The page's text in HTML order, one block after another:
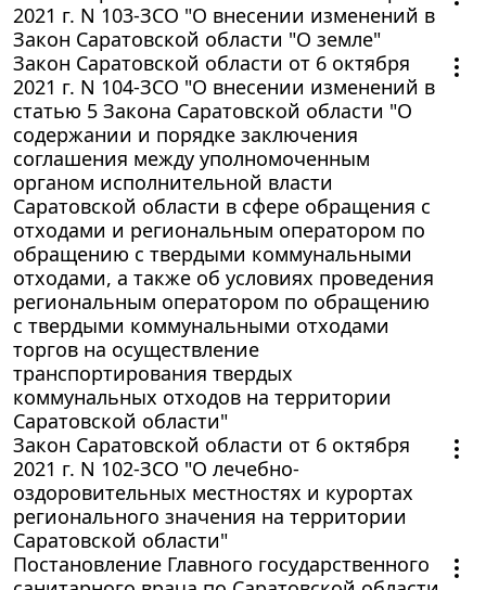
2021 г. N 103-ЗСО "О внесении изменений в
Закон Саратовской области "О земле"
Закон Саратовской области от 6 октября
2021 г. N 104-ЗСО "О внесении изменений в
статью 5 Закона Саратовской области "О
содержании и порядке заключения
соглашения между уполномоченным
органом исполнительной власти
Саратовской области в сфере обращения с
отходами и региональным оператором по
обращению с твердыми коммунальными
отходами, а также об условиях проведения
региональным оператором по обращению
с твердыми коммунальными отходами
торгов на осуществление
транспортирования твердых
коммунальных отходов на территории
Саратовской области"
Закон Саратовской области от 6 октября
2021 г. N 102-ЗСО "О лечебно-
оздоровительных местностях и курортах
регионального значения на территории
Саратовской области"
Постановление Главного государственного